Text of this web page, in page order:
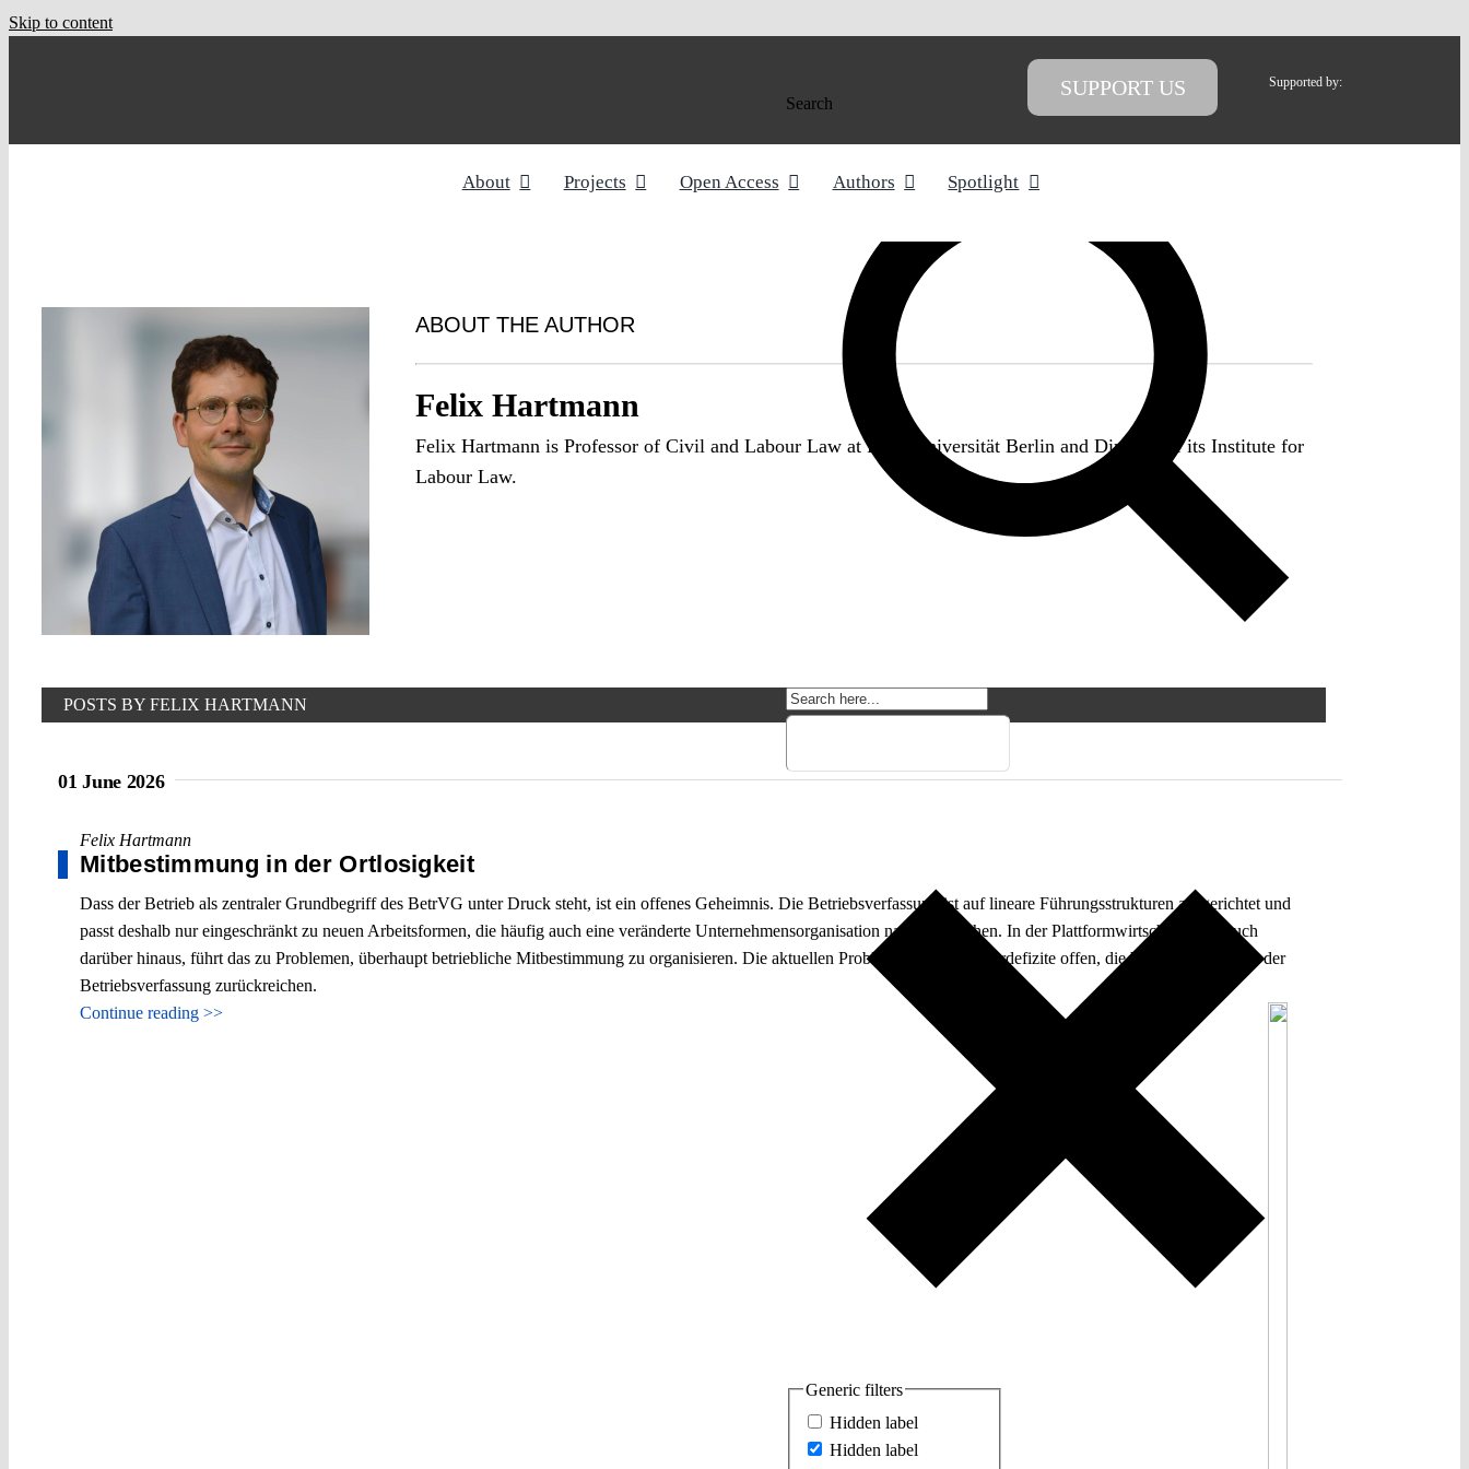
Skip to content
Search
Generic filters
Hidden label
Hidden label
SUPPORT US Supported by:
About Projects Open Access Authors Spotlight
ABOUT THE AUTHOR
Felix Hartmann
Felix Hartmann is Professor of Civil and Labour Law at Freie Universität Berlin and Director of its Institute for
Labour Law.
POSTS BY FELIX HARTMANN
01 June 2026
Felix Hartmann
Mitbestimmung in der Ortlosigkeit
Dass der Betrieb als zentraler Grundbegriff des BetrVG unter Druck steht, ist ein offenes Geheimnis. Die Betriebsverfassung ist auf lineare Führungsstrukturen ausgerichtet und
passt deshalb nur eingeschränkt zu neuen Arbeitsformen, die häufig auch eine veränderte Unternehmensorganisation nach sich ziehen. In der Plattformwirtschaft, aber auch
darüber hinaus, führt das zu Problemen, überhaupt betriebliche Mitbestimmung zu organisieren. Die aktuellen Probleme legen Strukturdefizite offen, die bis an die Anfänge der
Betriebsverfassung zurückreichen.
Continue reading >>